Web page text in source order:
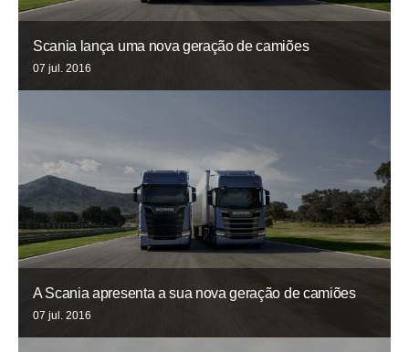
Scania lança uma nova geração de camiões
07 jul. 2016
A Scania apresenta a sua nova geração de camiões
07 jul. 2016